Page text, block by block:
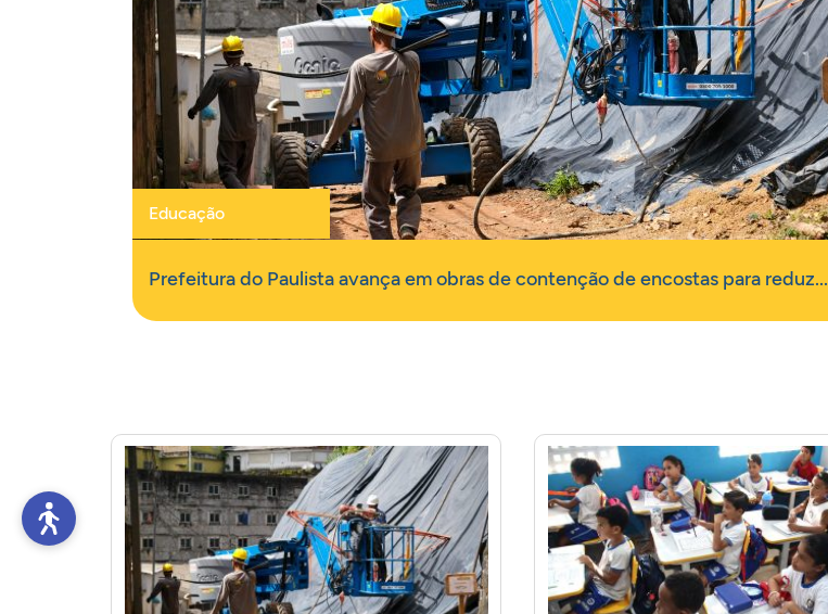
Educação
Prefeitura do Paulista avança em obras de contenção de encostas para reduz...